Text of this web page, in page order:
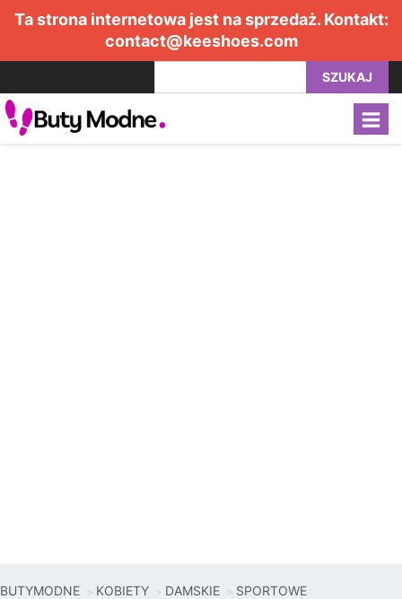
Ta strona internetowa jest na sprzedaż. Kontakt:
contact@keeshoes.com
SZUKAJ
BUTYMODNE KOBIETY DAMSKIE SPORTOWE